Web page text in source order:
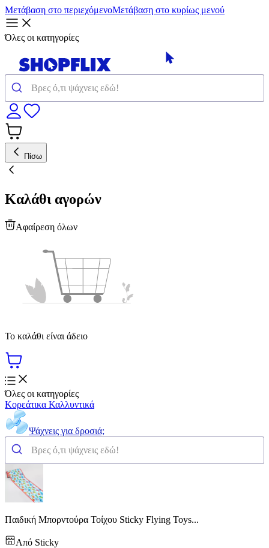
Μετάβαση στο περιεχόμενοΜετάβαση στο κυρίως μενού
Όλες οι κατηγορίες
Πίσω
Καλάθι αγορών
Αφαίρεση όλων
Το καλάθι είναι άδειο
Όλες οι κατηγορίες
Κορεάτικα Καλλυντικά
Ψάχνεις για δροσιά;
Παιδική Μπορντούρα Τοίχου Sticky Flying Toys...
Από Sticky